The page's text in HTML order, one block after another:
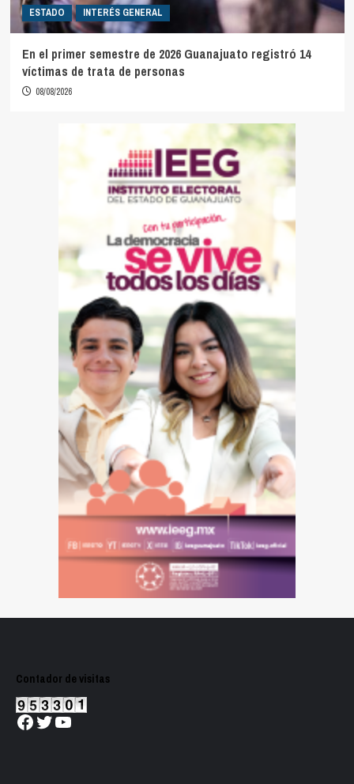
ESTADO INTERÉS GENERAL
En el primer semestre de 2026 Guanajuato registró 14
víctimas de trata de personas
08/08/2026
Contador de visitas
Facebook
Twitter
YouTube